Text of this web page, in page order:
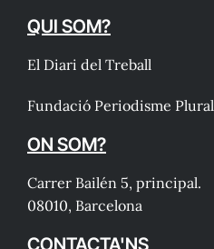
QUI SOM?
El Diari del Treball
Fundació Periodisme Plural
ON SOM?
Carrer Bailén 5, principal.
08010, Barcelona
CONTACTA'NS